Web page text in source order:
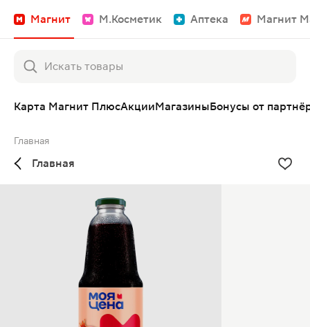
Магнит М.Косметик Аптека Магнит
Карта Магнит ПлюсАкцииМагазиныБонусы от
Главная
Главная